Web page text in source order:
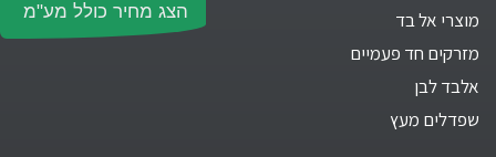
הצג מחיר כולל מע"מ
מוצרי אל בד
מזרקים חד פעמיים
אלבד לבן
שפדלים מעץ